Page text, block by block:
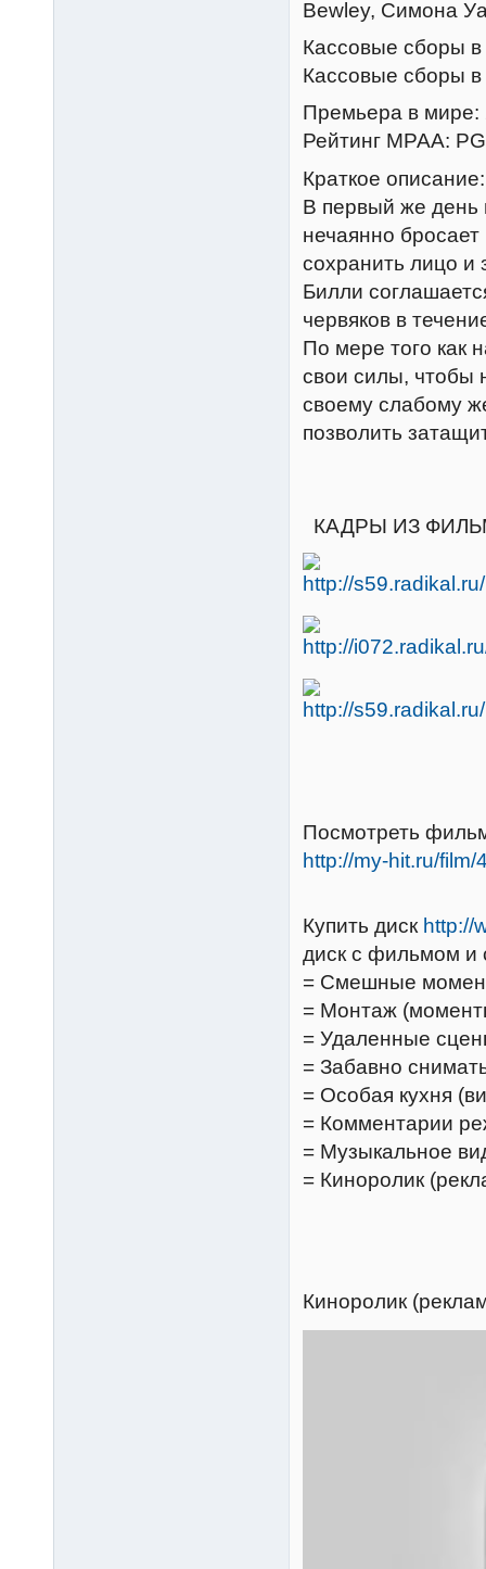
Bewley, Симона
Кассовые сборы
Кассовые сборы
Премьера в мире:
Рейтинг MPAA:
Краткое описание:
В первый же день
нечаянно
сохранить лицо и
Билли
червяков в
По мере того как
свои силы, чтобы
своему слабому
позволить
КАДРЫ ИЗ
Посмотреть
http://my-hit.ru/film/
Купить диск http://
диск с фильмом
= Смешные
= Монтаж
= Удаленные
= Забавно
= Особая кухня
= Комментарии
= Музыкальное
= Киноролик
Киноролик